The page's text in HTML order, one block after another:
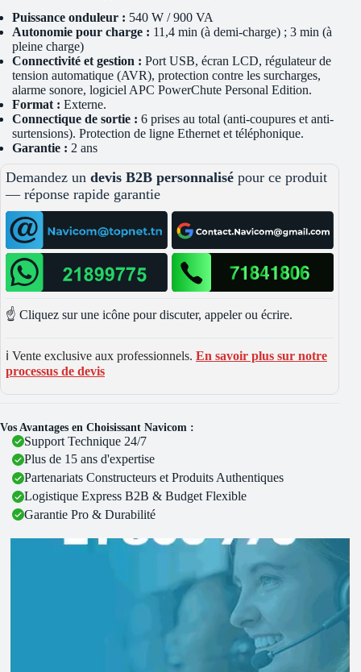
Puissance onduleur : 540 W / 900 VA
Autonomie pour charge : 11,4 min (à demi-charge) ; 3 min (à
pleine charge)
Connectivité et gestion : Port USB, écran LCD, régulateur de
tension automatique (AVR), protection contre les surcharges,
alarme sonore, logiciel APC PowerChute Personal Edition.
Format : Externe.
Connectique de sortie : 6 prises au total (anti-coupures et anti-
surtensions). Protection de ligne Ethernet et téléphonique.
Garantie : 2 ans
Demandez un devis B2B personnalisé pour ce produit
— réponse rapide garantie
☝️ Cliquez sur une icône pour discuter, appeler ou écrire.
ℹ️ Vente exclusive aux professionnels. En savoir plus sur notre
processus de devis
Vos Avantages en Choisissant Navicom :
Support Technique 24/7
Plus de 15 ans d'expertise
Partenariats Constructeurs et Produits Authentiques
Logistique Express B2B & Budget Flexible
Garantie Pro & Durabilité